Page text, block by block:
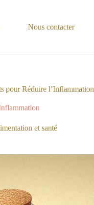
Nous contacter
pour Réduire l’Inflammation
et santé